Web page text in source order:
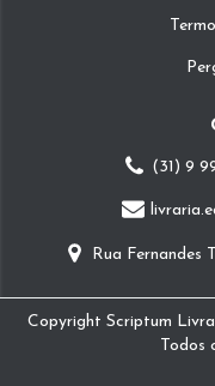
(31) 9
Rua Fernandes
Copyright Scriptum
Todos